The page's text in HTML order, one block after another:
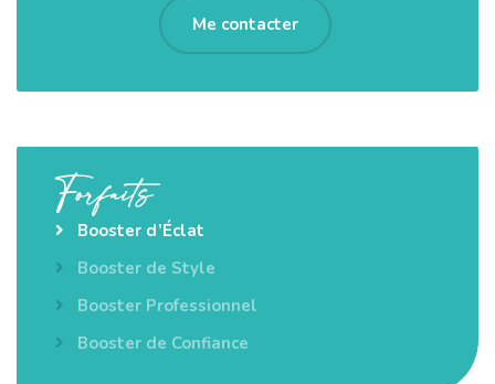
Me contacter
Forfaits
Booster d’Éclat
Booster de Style
Booster Professionnel
Booster de Confiance